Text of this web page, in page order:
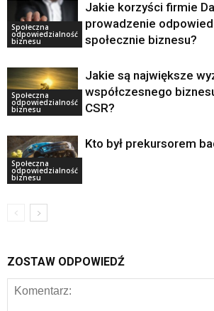
Społeczna
odpowiedzialność
biznesu
Jakie korzyści firmie
prowadzenie
społecznie biznesu?
Społeczna
odpowiedzialność
biznesu
Jakie są największe
współczesnego
CSR?
Społeczna
odpowiedzialność
biznesu
Kto był prekursorem
ZOSTAW ODPOWIEDŹ